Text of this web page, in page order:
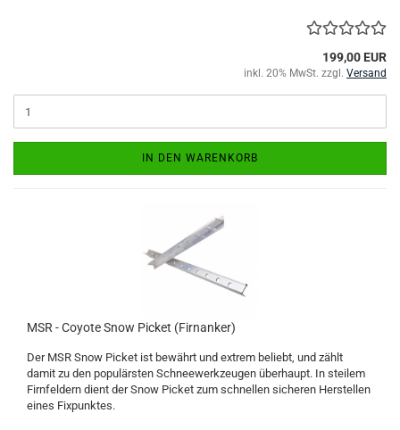
199,00 EUR
inkl. 20% MwSt. zzgl. Versand
IN DEN WARENKORB
MSR - Coyote Snow Picket (Firnanker)
Der MSR Snow Picket ist bewährt und extrem beliebt, und zählt
damit zu den populärsten Schneewerkzeugen überhaupt. In steilem
Firnfeldern dient der Snow Picket zum schnellen sicheren Herstellen
eines Fixpunktes.